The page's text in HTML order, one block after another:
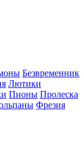
Безвременник
Лютики
Пионы Пролеска
Фрезия